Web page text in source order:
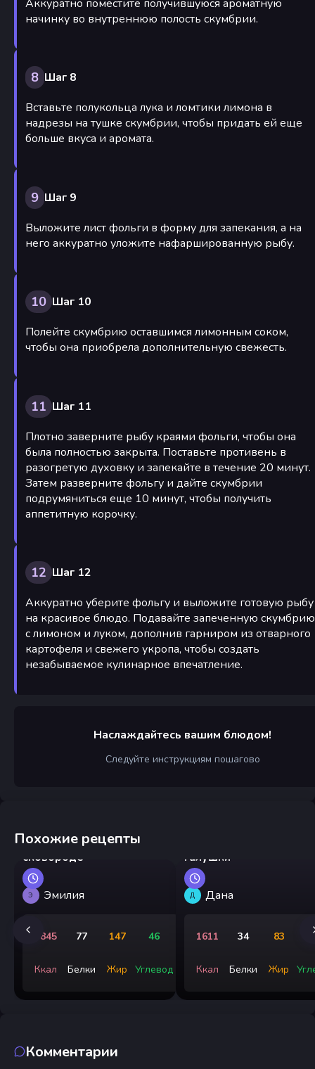
Аккуратно поместите получившуюся ароматную
начинку во внутреннюю полость скумбрии.
8 Шаг 8
Вставьте полукольца лука и ломтики лимона в
надрезы на тушке скумбрии, чтобы придать ей еще
больше вкуса и аромата.
9 Шаг 9
Выложите лист фольги в форму для запекания, а на
него аккуратно уложите нафаршированную рыбу.
10 Шаг 10
Полейте скумбрию оставшимся лимонным соком,
чтобы она приобрела дополнительную свежесть.
11 Шаг 11
Плотно заверните рыбу краями фольги, чтобы она
была полностью закрыта. Поставьте противень в
разогретую духовку и запекайте в течение 20 минут.
Затем разверните фольгу и дайте скумбрии
подрумяниться еще 10 минут, чтобы получить
аппетитную корочку.
12 Шаг 12
Аккуратно уберите фольгу и выложите готовую рыбу
на красивое блюдо. Подавайте запеченную скумбрию
с лимоном и луком, дополнив гарниром из отварного
картофеля и свежего укропа, чтобы создать
незабываемое кулинарное впечатление.
Наслаждайтесь вашим блюдом!
Следуйте инструкциям пошагово
Похожие рецепты
Треска жареная на
сковороде
Э Эмилия
1845
Ккал
77
Белки
147
Жир
46
Углевод
Галушки
Д Дана
1611
Ккал
34
Белки
83
Жир
Комментарии